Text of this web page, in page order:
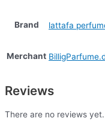
Brand lattafa
Merchant
Reviews
There are no reviews yet.